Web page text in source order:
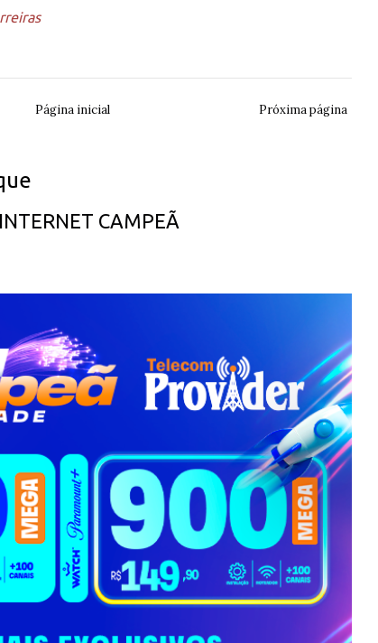
Próxima página
Página inicial
CAMPEÃ